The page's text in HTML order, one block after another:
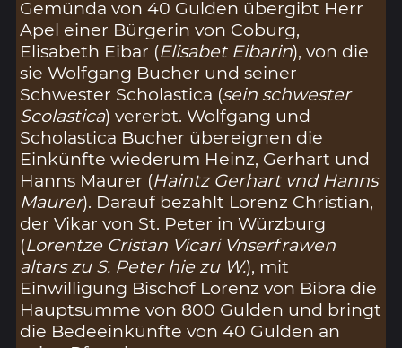
Gemünda von 40 Gulden übergibt Herr
Apel einer Bürgerin von Coburg,
Elisabeth Eibar (Elisabet Eibarin), von die
sie Wolfgang Bucher und seiner
Schwester Scholastica (sein schwester
Scolastica) vererbt. Wolfgang und
Scholastica Bucher übereignen die
Einkünfte wiederum Heinz, Gerhart und
Hanns Maurer (Haintz Gerhart vnd Hanns
Maurer). Darauf bezahlt Lorenz Christian,
der Vikar von St. Peter in Würzburg
(Lorentze Cristan Vicari Vnserfrawen
altars zu S. Peter hie zu W.), mit
Einwilligung Bischof Lorenz von Bibra die
Hauptsumme von 800 Gulden und bringt
die Bedeeinkünfte von 40 Gulden an